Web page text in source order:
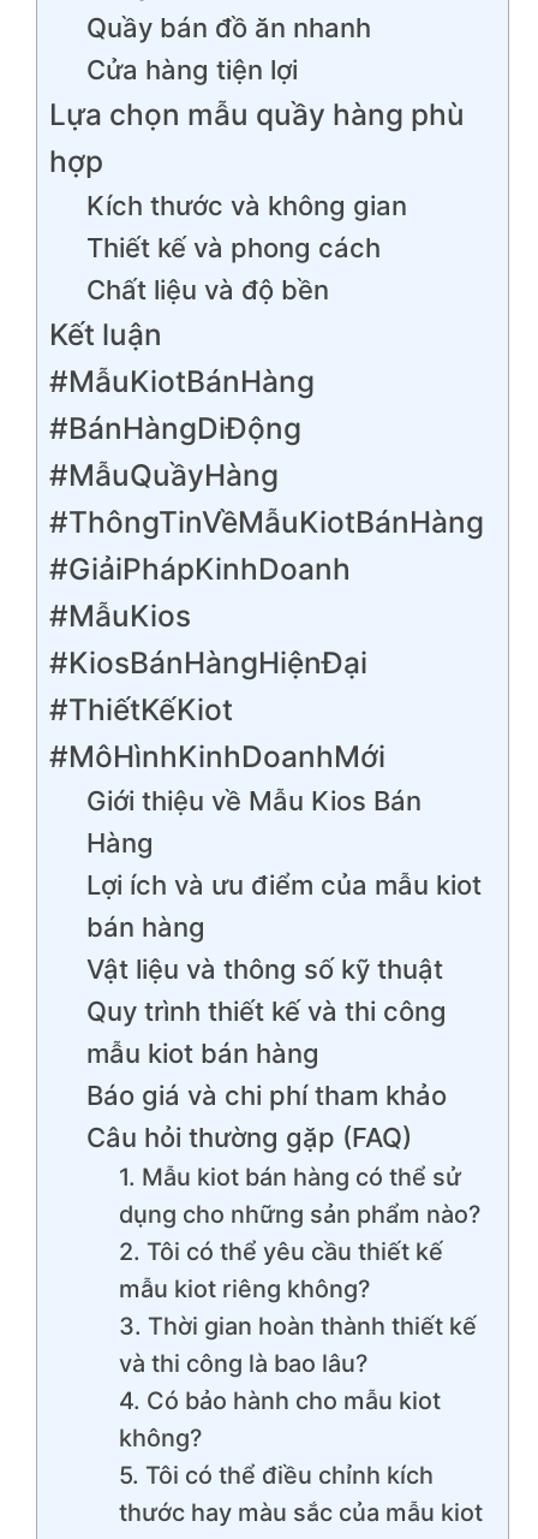
Quầy bán đồ ăn nhanh
Cửa hàng tiện lợi
Lựa chọn mẫu quầy hàng phù
hợp
Kích thước và không gian
Thiết kế và phong cách
Chất liệu và độ bền
Kết luận
#MẫuKiotBánHàng
#BánHàngDiĐộng
#MẫuQuầyHàng
#ThôngTinVềMẫuKiotBánHàng
#GiảiPhápKinhDoanh
#MẫuKios
#KiosBánHàngHiệnĐại
#ThiếtKếKiot
#MôHìnhKinhDoanhMới
Giới thiệu về Mẫu Kios Bán
Hàng
Lợi ích và ưu điểm của mẫu kiot
bán hàng
Vật liệu và thông số kỹ thuật
Quy trình thiết kế và thi công
mẫu kiot bán hàng
Báo giá và chi phí tham khảo
Câu hỏi thường gặp (FAQ)
1. Mẫu kiot bán hàng có thể sử
dụng cho những sản phẩm nào?
2. Tôi có thể yêu cầu thiết kế
mẫu kiot riêng không?
3. Thời gian hoàn thành thiết kế
và thi công là bao lâu?
4. Có bảo hành cho mẫu kiot
không?
5. Tôi có thể điều chỉnh kích
thước hay màu sắc của mẫu kiot